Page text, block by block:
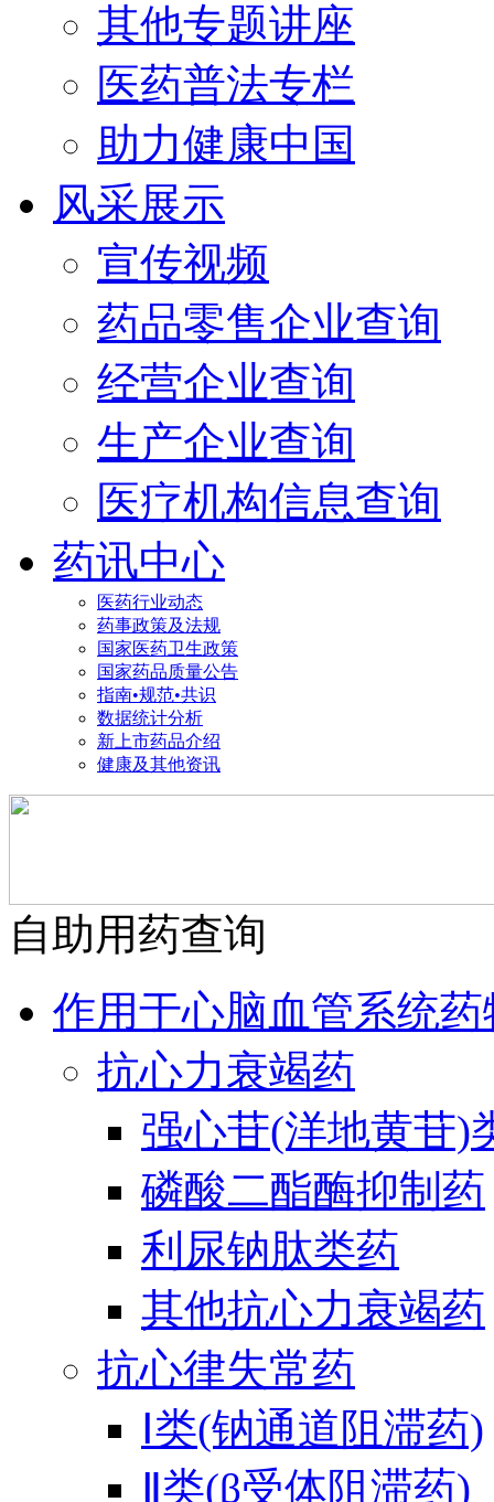
其他专题讲座
医药普法专栏
助力健康中国
风采展示
宣传视频
药品零售企业查询
经营企业查询
生产企业查询
医疗机构信息查询
药讯中心
医药行业动态
药事政策及法规
国家医药卫生政策
国家药品质量公告
指南•规范•共识
数据统计分析
新上市药品介绍
健康及其他资讯
自助用药查询
作用于心脑血管系统药
抗心力衰竭药
强心苷(洋地黄苷)
磷酸二酯酶抑制药
利尿钠肽类药
其他抗心力衰竭药
抗心律失常药
Ⅰ类(钠通道阻滞药)
Ⅱ类(β受体阻滞药)